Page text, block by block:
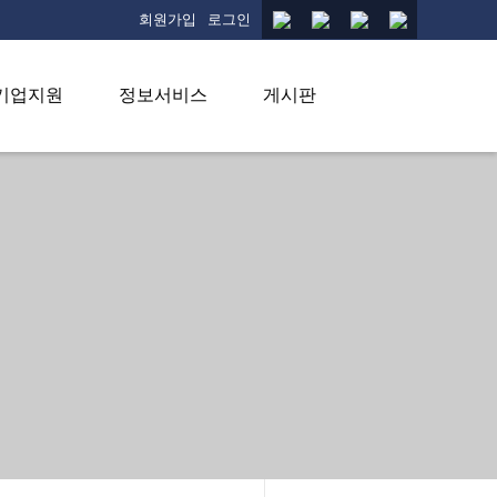
회원가입 로그인
업지원 정보서비스 게시판